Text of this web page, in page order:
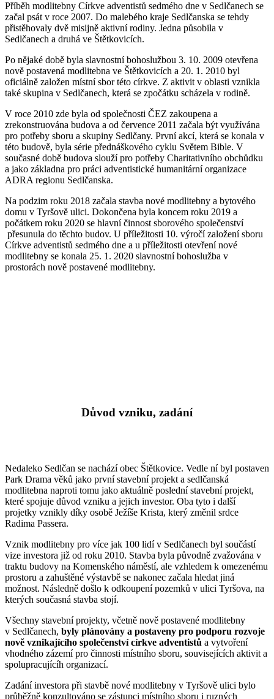
Příběh modlitebny Církve adventistů sedmého dne v Sedlčanech se
začal psát v roce 2007. Do malebého kraje Sedlčanska se tehdy
přistěhovaly dvě misijně aktivní rodiny. Jedna působila v
Sedlčanech a druhá ve Štětkovicích.
Po nějaké době byla slavnostní bohoslužbou 3. 10. 2009 otevřena
nově postavená modlitebna ve Štětkovicích a 20. 1. 2010 byl
oficiálně založen místní sbor této církve. Z aktivit v oblasti vznikla
také skupina v Sedlčanech, která se zpočátku scházela v rodině.
V roce 2010 zde byla od společnosti ČEZ zakoupena a
zrekonstruována budova a od července 2011 začala být využívána
pro potřeby sboru a skupiny Sedlčany. První akcí, která se konala v
této budově, byla série přednáškového cyklu Světem Bible. V
současné době budova slouží pro potřeby Charitativního obchůdku
a jako základna pro práci adventistické humanitární organizace
ADRA regionu Sedlčanska.
Na podzim roku 2018 začala stavba nové modlitebny a bytového
domu v Tyršově ulici. Dokončena byla koncem roku 2019 a
počátkem roku 2020 se hlavní činnost sborového společenství
přesunula do těchto budov. U příležitosti 10. výročí založení sboru
Církve adventistů sedmého dne a u příležitosti otevření nové
modlitebny se konala 25. 1. 2020 slavnostní bohoslužba v
prostorách nově postavené modlitebny.
Důvod vzniku, zadání
Nedaleko Sedlčan se nachází obec Štětkovice. Vedle ní byl postaven
Park Drama věků jako první stavební projekt a sedlčanská
modlitebna naproti tomu jako aktuálně poslední stavební projekt,
které spojuje důvod vzniku a jejich investor. Oba tyto i další
projetky vznikly díky osobě Ježíše Krista, který změnil srdce
Radima Passera.
Vznik modlitebny pro více jak 100 lidí v Sedlčanech byl součástí
vize investora již od roku 2010. Stavba byla původně zvažována v
traktu budovy na Komenského náměstí, ale vzhledem k omezenému
prostoru a zahuštěné výstavbě se nakonec začala hledat jiná
možnost. Následně došlo k odkoupení pozemků v ulici Tyršova, na
kterých současná stavba stojí.
Všechny stavební projekty, včetně nově postavené modlitebny
v Sedlčanech, byly plánovány a postaveny pro podporu rozvoje
nově vznikajícího společenství církve adventistů a vytvoření
vhodného zázemí pro činnosti místního sboru, souvisejících aktivit a
spolupracujícíh organizací.
Zadání investora při stavbě nové modlitebny v Tyršově ulici bylo
průběžně konzultováno se zástupci místního sboru i ruzných